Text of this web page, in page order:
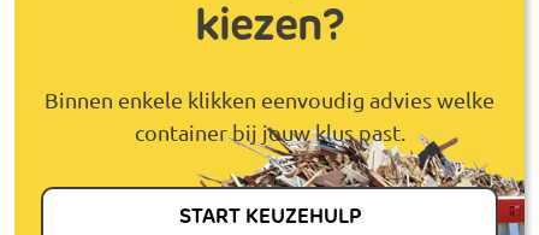
kiezen?
Binnen enkele klikken eenvoudig advies welke
container bij jouw klus past.
START KEUZEHULP